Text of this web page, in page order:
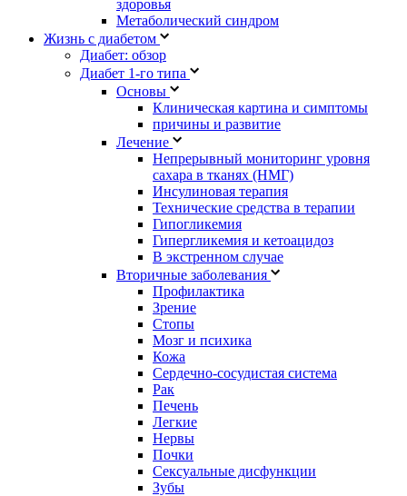
здоровья
Метаболический синдром
Жизнь с диабетом
Диабет: обзор
Диабет 1-го типа
Основы
Клиническая картина и симптомы
причины и развитие
Лечение
Непрерывный мониторинг уровня
сахара в тканях (НМГ)
Инсулиновая терапия
Технические средства в терапии
Гипогликемия
Гипергликемия и кетоацидоз
В экстренном случае
Вторичные заболевания
Профилактика
Зрение
Стопы
Мозг и психика
Кожа
Сердечно-сосудистая система
Рак
Печень
Легкие
Нервы
Почки
Сексуальные дисфункции
Зубы